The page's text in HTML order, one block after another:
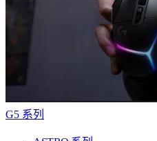
G5 系列